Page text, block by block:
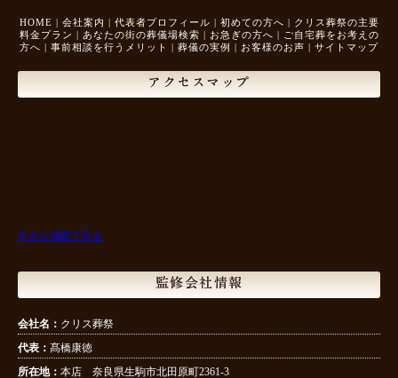
HOME | 会社案内 | 代表者プロフィール | 初めての方へ | クリス葬祭の主要
料金プラン | あなたの街の葬儀場検索 | お急ぎの方へ | ご自宅葬をお考えの
方へ | 事前相談を行うメリット | 葬儀の実例 | お客様のお声 | サイトマップ
アクセスマップ
大きな地図で見る
監修会社情報
会社名： クリス葬祭
代表： 髙橋康徳
所在地： 本店 奈良県生駒市北田原町2361-3